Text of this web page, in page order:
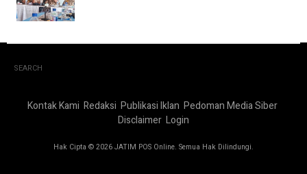
SEARCH
Kontak Kami Redaksi Publikasi Iklan Pedoman Media Siber
Disclaimer Login
Hak Cipta © 2026 JATIM POS Online. Semua Hak Dilindungi.